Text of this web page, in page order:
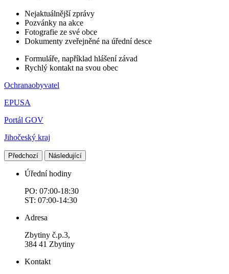
Nejaktuálnější zprávy
Pozvánky na akce
Fotografie ze své obce
Dokumenty zveřejněné na úřední desce
Formuláře, například hlášení závad
Rychlý kontakt na svou obec
Ochranaobyvatel
EPUSA
Portál GOV
Jihočeský kraj
Předchozí Následující
Úřední hodiny
PO: 07:00-18:30
ST: 07:00-14:30
Adresa
Zbytiny č.p.3,
384 41 Zbytiny
Kontakt